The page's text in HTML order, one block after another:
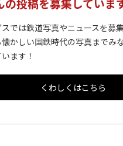
では鉄道写真やニュースを募
かしい国鉄時代の写真までみ
ます！
くわしくはこちら